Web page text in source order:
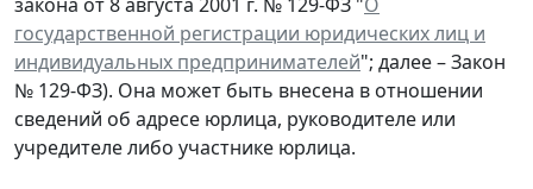
государственной регистрации юридических лиц и
индивидуальных предпринимателей"; далее – Закон
№ 129-ФЗ). Она может быть внесена в отношении
сведений об адресе юрлица, руководителе или
учредителе либо участнике юрлица.